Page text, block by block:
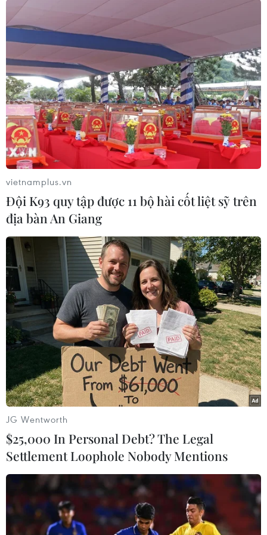
(TTXVN/Vietnam+)
#du lịch Thái Lan
#đội bóng đá thiếu niên Thái Lan
#hang Tham Luang
#hang Tham Luang
#tin tức hot
#vietnamplus
Mỹ Thái Lan
Theo dõi VietnamPlus
TIN LIÊN QUAN
vietnamplus.vn
Đội K93 quy tập được 11 bộ hài cốt liệt sỹ trên
địa bàn An Giang
JG Wentworth
$25,000 In Personal Debt? The Legal
Settlement Loophole Nobody Mentions